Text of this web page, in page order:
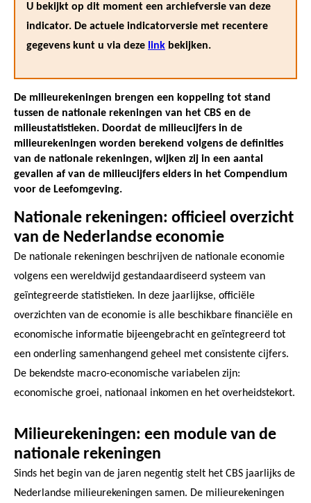
U bekijkt op dit moment een archiefversie van deze
indicator. De actuele indicatorversie met recentere
gegevens kunt u via deze link bekijken.
De milieurekeningen brengen een koppeling tot stand
tussen de nationale rekeningen van het CBS en de
milieustatistieken. Doordat de milieucijfers in de
milieurekeningen worden berekend volgens de definities
van de nationale rekeningen, wijken zij in een aantal
gevallen af van de milieucijfers elders in het Compendium
voor de Leefomgeving.
Nationale rekeningen: officieel overzicht
van de Nederlandse economie
De nationale rekeningen beschrijven de nationale economie
volgens een wereldwijd gestandaardiseerd systeem van
geïntegreerde statistieken. In deze jaarlijkse, officiële
overzichten van de economie is alle beschikbare financiële en
economische informatie bijeengebracht en geïntegreerd tot
een onderling samenhangend geheel met consistente cijfers.
De bekendste macro-economische variabelen zijn:
economische groei, nationaal inkomen en het overheidstekort.
Milieurekeningen: een module van de
nationale rekeningen
Sinds het begin van de jaren negentig stelt het CBS jaarlijks de
Nederlandse milieurekeningen samen. De milieurekeningen